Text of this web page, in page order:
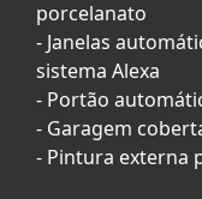
porcelanato
- Janelas
sistema Alexa
- Portão
- Garagem
- Pintura externa